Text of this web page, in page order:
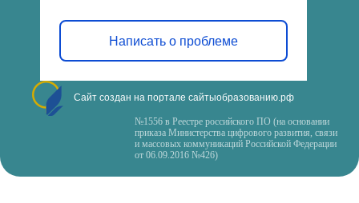
Написать о проблеме
Сайт создан на портале сайтыобразованию.рф
№1556 в Реестре российского ПО (на основании
приказа Министерства цифрового развития, связи
и массовых коммуникаций Российской Федерации
от 06.09.2016 №426)